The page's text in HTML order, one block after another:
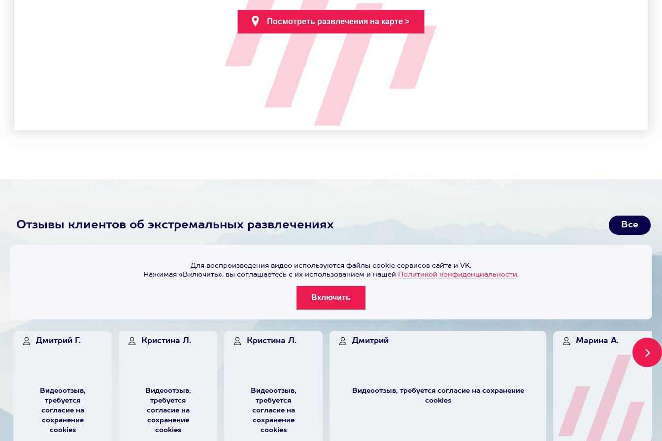
Отзывы клиентов об экстремальных развлечениях Все
Для воспроизведения видео используются файлы cookie сервисов сайта и VK.
Нажимая «Включить», вы соглашаетесь с их использованием и нашей Политикой конфиденциальности.
Дмитрий Г.
Видеоотзыв,
требуется
согласие на
сохранение
cookies
Кристина Л.
Видеоотзыв,
требуется
согласие на
сохранение
cookies
Кристина Л.
Видеоотзыв,
требуется
согласие на
сохранение
cookies
Дмитрий
Видеоотзыв, требуется согласие на сохранение
cookies
Марина А.